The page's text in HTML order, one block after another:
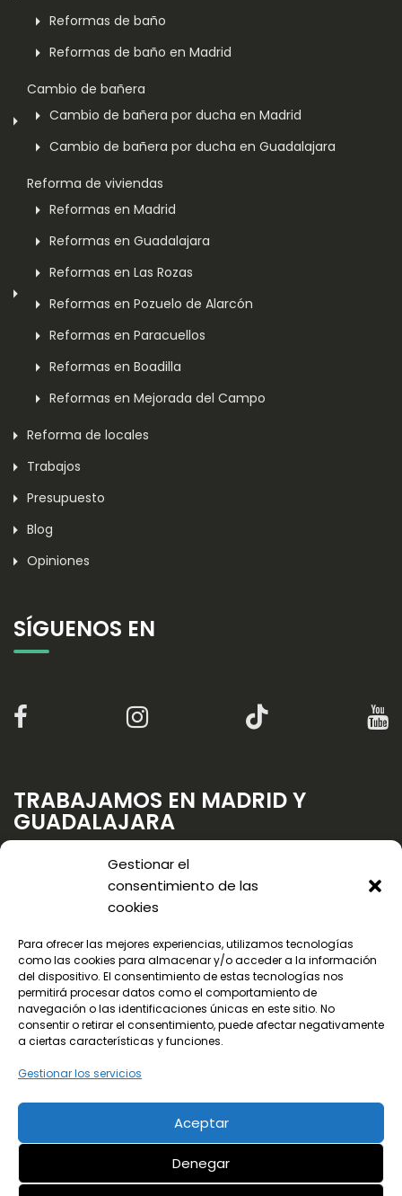
Gestionar el
consentimiento de las
cookies
Para ofrecer las mejores experiencias, utilizamos tecnologías
como las cookies para almacenar y/o acceder a la información
del dispositivo. El consentimiento de estas tecnologías nos
permitirá procesar datos como el comportamiento de
navegación o las identificaciones únicas en este sitio. No
consentir o retirar el consentimiento, puede afectar negativamente
a ciertas características y funciones.
Gestionar los servicios
Aceptar
Denegar
¡LLama ya!
Reformas de baño
Reformas de baño en Madrid
Cambio de bañera
Cambio de bañera por ducha en Madrid
Cambio de bañera por ducha en Guadalajara
Reforma de viviendas
Reformas en Madrid
Reformas en Guadalajara
Reformas en Las Rozas
Reformas en Pozuelo de Alarcón
Reformas en Paracuellos
Reformas en Boadilla
Reformas en Mejorada del Campo
Reforma de locales
Trabajos
Presupuesto
Blog
Opiniones
SÍGUENOS EN
TRABAJAMOS EN MADRID Y
GUADALAJARA
© 2024 Todos los derechos reservados
Aviso legal
Política de privacidad